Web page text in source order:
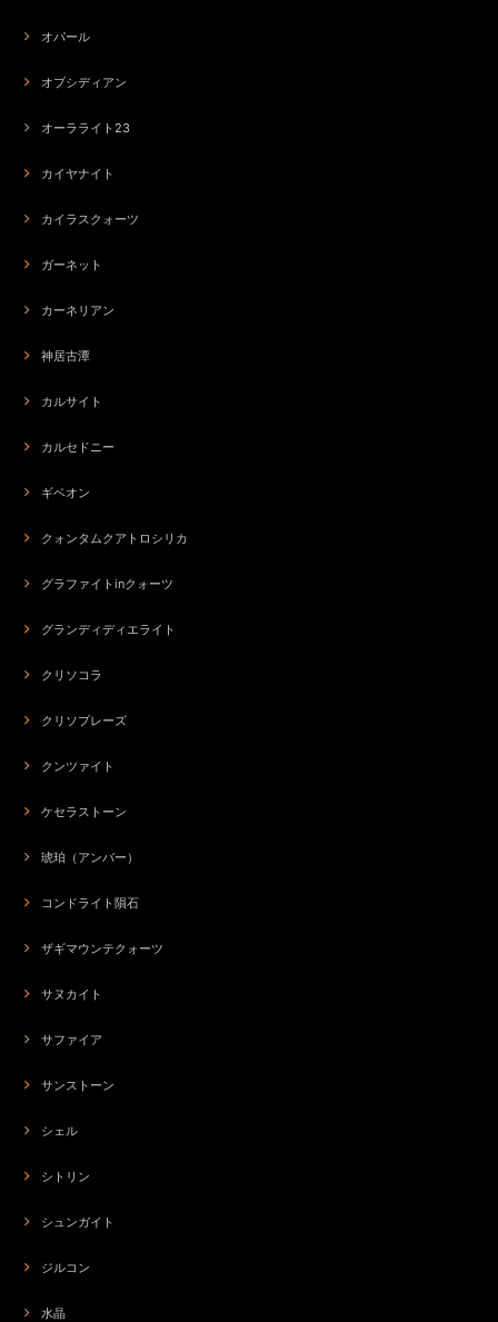
オパール
オブシディアン
オーラライト23
カイヤナイト
カイラスクォーツ
ガーネット
カーネリアン
神居古潭
カルサイト
カルセドニー
ギベオン
クォンタムクアトロシリカ
グラファイトinクォーツ
グランディディエライト
クリソコラ
クリソプレーズ
クンツァイト
ケセラストーン
琥珀（アンバー）
コンドライト隕石
ザギマウンテクォーツ
サヌカイト
サファイア
サンストーン
シェル
シトリン
シュンガイト
ジルコン
水晶